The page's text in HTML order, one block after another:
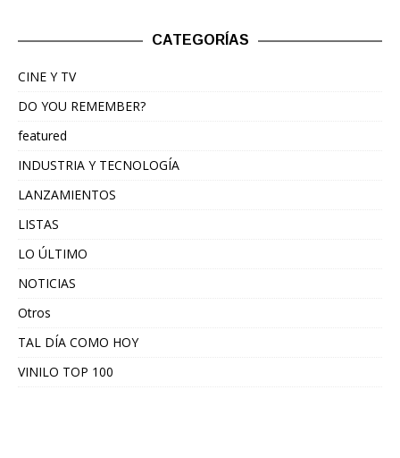
CATEGORÍAS
CINE Y TV
DO YOU REMEMBER?
featured
INDUSTRIA Y TECNOLOGÍA
LANZAMIENTOS
LISTAS
LO ÚLTIMO
NOTICIAS
Otros
TAL DÍA COMO HOY
VINILO TOP 100